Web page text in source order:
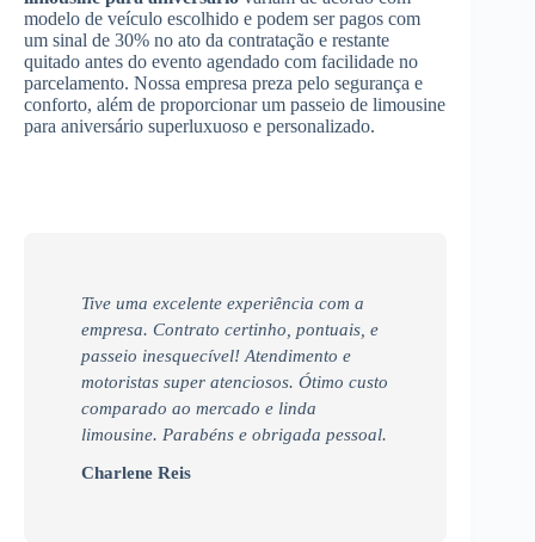
modelo de veículo escolhido e podem ser pagos com
um sinal de 30% no ato da contratação e restante
quitado antes do evento agendado com facilidade no
parcelamento. Nossa empresa preza pelo segurança e
conforto, além de proporcionar um passeio de limousine
para aniversário superluxuoso e personalizado.
Tive uma excelente experiência com a
empresa. Contrato certinho, pontuais, e
passeio inesquecível! Atendimento e
motoristas super atenciosos. Ótimo custo
comparado ao mercado e linda
limousine. Parabéns e obrigada pessoal.
Charlene Reis